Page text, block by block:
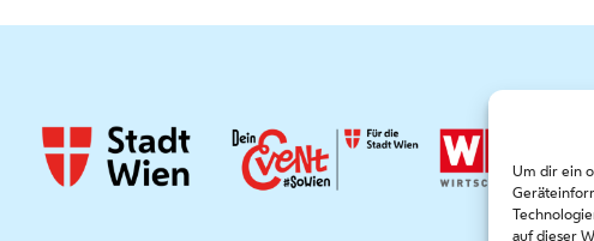
Um dir ein
auf dieser